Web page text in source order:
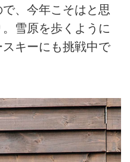
で、今年こそはと思
雪原を歩くように
キーにも挑戦中で